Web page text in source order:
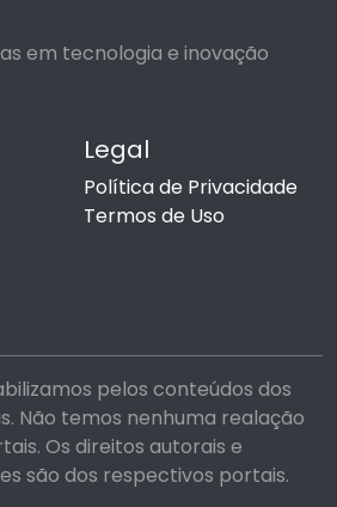
em tecnologia e inovação
Legal
Política de Privacidade
Termos de Uso
pelos conteúdos dos
Não temos nenhuma realação
Os direitos autorais e
são dos respectivos portais.